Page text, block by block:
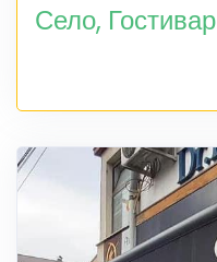
Село, Гостивар